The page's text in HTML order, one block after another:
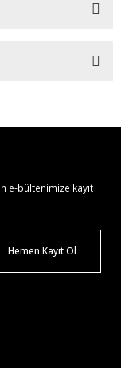
e-bültenimize kayıt
Hemen Kayıt Ol